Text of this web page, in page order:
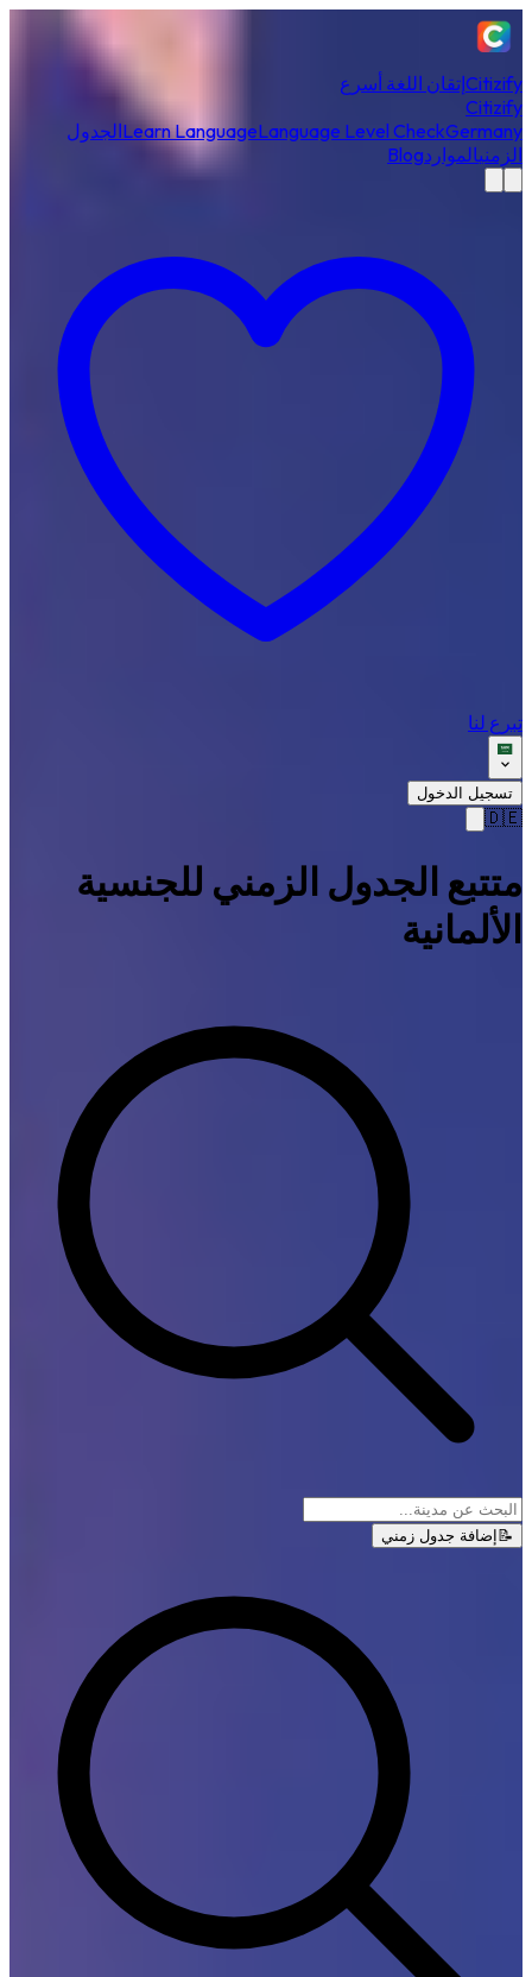
Citizifyإتقان اللغة أسرع
Citizify
Learn LanguageLanguage Level CheckGermany
الجدول
الزمنيالمواردBlog
تبرع لنا
تسجيل الدخول
🇩🇪
متتبع الجدول الزمني للجنسية
الألمانية
📝 إضافة جدول زمني